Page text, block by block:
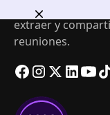
La forma más
extraer y
reuniones.